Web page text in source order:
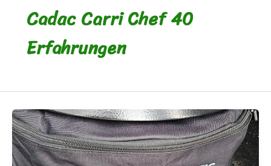
Cadac Carri Chef 40
Erfahrungen